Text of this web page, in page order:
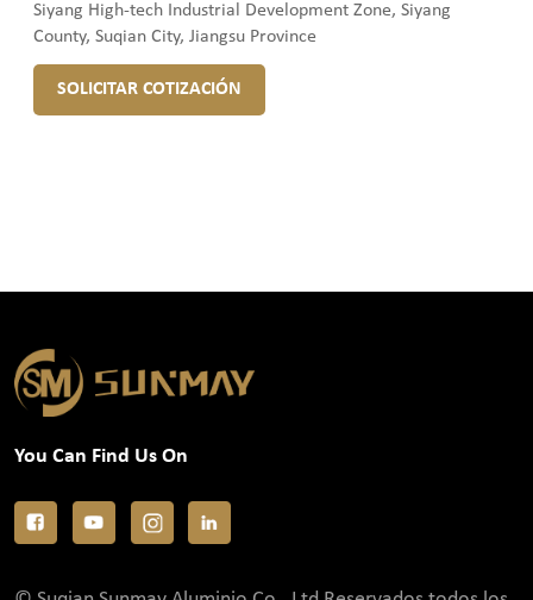
Siyang High-tech Industrial Development Zone, Siyang
County, Suqian City, Jiangsu Province
SOLICITAR COTIZACIÓN
You Can Find Us On